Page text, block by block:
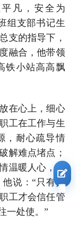
凡，安全为
组支部书记生
支的指导下，
融合，他带领
铁小站高高飘
在心上，细心
工在工作与生
，耐心疏导情
解难点堵点；
温暖人心，让
说：“只有把
工才会信任管
一处使。”
我要报名